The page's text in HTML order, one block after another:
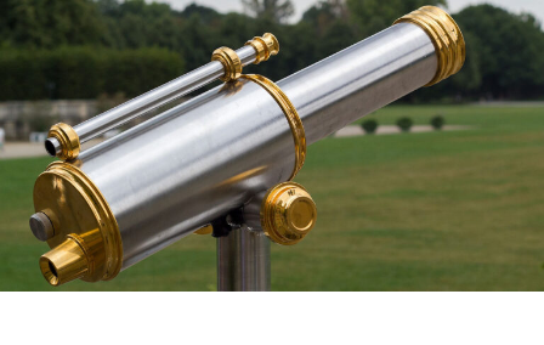
Zum
Inhalt
springen